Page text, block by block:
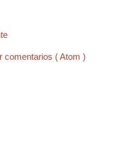
comentarios ( Atom )